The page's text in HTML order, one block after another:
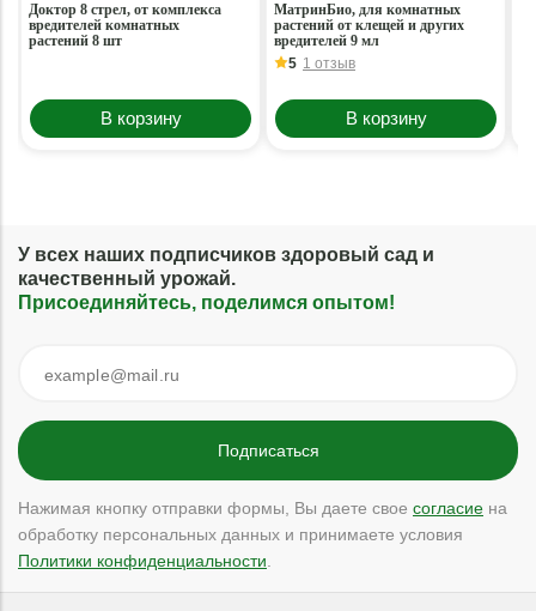
Доктор 8 стрел, от комплекса
вредителей комнатных
растений 8 шт
В корзину
МатринБио, для комнатных
растений от клещей и других
вредителей 9 мл
5 1 отзыв
В корзину
У всех наших подписчиков здоровый сад и
качественный урожай.
Присоединяйтесь, поделимся опытом!
Нажимая кнопку отправки формы, Вы даете свое согласие на
обработку персональных данных и принимаете условия
Политики конфиденциальности